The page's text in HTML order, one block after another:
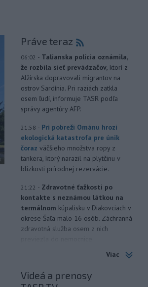
Práve teraz
06:02 - Talianska polícia oznámila,
že rozbila sieť prevádzačov, ktorí z
Alžírska dopravovali migrantov na
ostrov Sardínia. Pri raziách zatkla
osem ľudí, informuje TASR podľa
správy agentúry AFP.
21:58 - Pri pobreží Ománu hrozí
ekologická katastrofa pre únik
čoraz väčšieho množstva ropy z
tankera, ktorý narazil na plytčinu v
blízkosti prírodnej rezervácie.
21:22 - Zdravotné ťažkosti po
kontakte s neznámou látkou na
termálnom kúpalisku v Diakovciach v
okrese Šaľa malo 16 osôb. Záchranná
zdravotná služba osem z nich
Ugandský parlament vo
ugandských vojakovdo
Viac
Videá a prenosy